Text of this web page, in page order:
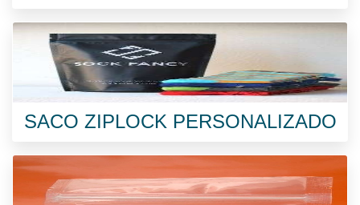
SACO ZIPLOCK PERSONALIZADO